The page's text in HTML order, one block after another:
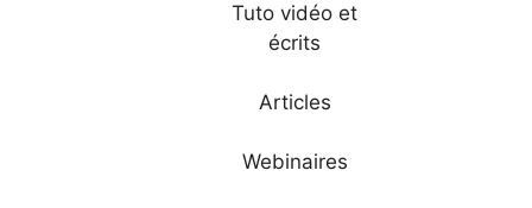
Tuto vidéo et
écrits
Articles
Webinaires